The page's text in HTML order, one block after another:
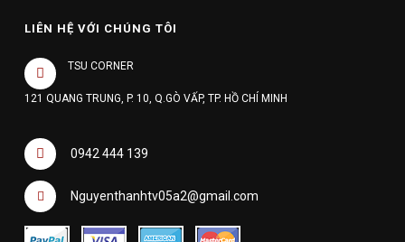
LIÊN HỆ VỚI CHÚNG TÔI
TSU CORNER
121 QUANG TRUNG, P. 10, Q.GÒ VẤP, TP. HỒ CHÍ MINH
0942 444 139
Nguyenthanhtv05a2@gmail.com